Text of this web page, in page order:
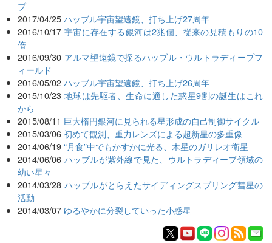
ブ
2017/04/25 ハッブル宇宙望遠鏡、打ち上げ27周年
2016/10/17 宇宙に存在する銀河は2兆個、従来の見積もりの10
倍
2016/09/30 アルマ望遠鏡で探るハッブル・ウルトラディープフ
ィールド
2016/05/02 ハッブル宇宙望遠鏡、打ち上げ26周年
2015/10/23 地球は先駆者、生命に適した惑星9割の誕生はこれ
から
2015/08/11 巨大楕円銀河に見られる星形成の自己制御サイクル
2015/03/06 初めて観測、重力レンズによる超新星の多重像
2014/06/19 “月食”中でもかすかに光る、木星のガリレオ衛星
2014/06/06 ハッブルが紫外線で見た、ウルトラディープ領域の
幼い星々
2014/03/28 ハッブルがとらえたサイディングスプリング彗星の
活動
2014/03/07 ゆるやかに分裂していった小惑星